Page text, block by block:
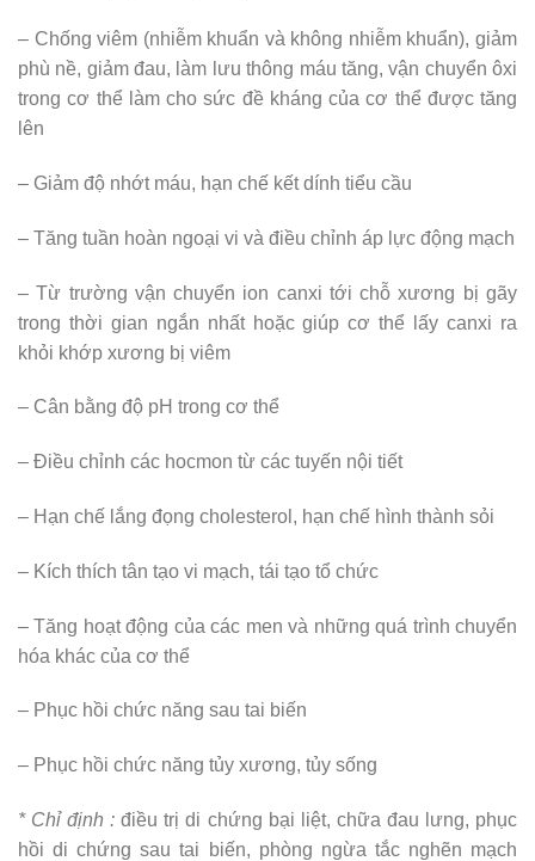
– Chống viêm (nhiễm khuẩn và không nhiễm khuẩn), giảm
phù nề, giảm đau, làm lưu thông máu tăng, vận chuyển ôxi
trong cơ thể làm cho sức đề kháng của cơ thể được tăng
lên
– Giảm độ nhớt máu, hạn chế kết dính tiểu cầu
– Tăng tuần hoàn ngoại vi và điều chỉnh áp lực động mạch
– Từ trường vận chuyển ion canxi tới chỗ xương bị gãy
trong thời gian ngắn nhất hoặc giúp cơ thể lấy canxi ra
khỏi khớp xương bị viêm
– Cân bằng độ pH trong cơ thể
– Điều chỉnh các hocmon từ các tuyến nội tiết
– Hạn chế lắng đọng cholesterol, hạn chế hình thành sỏi
– Kích thích tân tạo vi mạch, tái tạo tổ chức
– Tăng hoạt động của các men và những quá trình chuyển
hóa khác của cơ thể
– Phục hồi chức năng sau tai biến
– Phục hồi chức năng tủy xương, tủy sống
* Chỉ định : điều trị di chứng bại liệt, chữa đau lưng, phục
hồi di chứng sau tai biến, phòng ngừa tắc nghẽn mạch